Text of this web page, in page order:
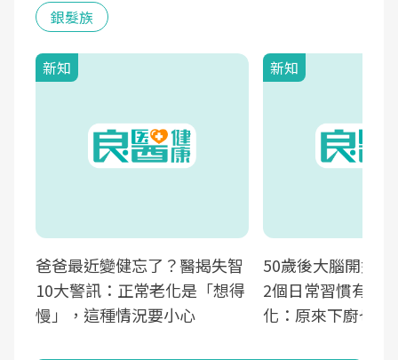
銀髮族
新知
爸爸最近變健忘了？醫揭失智
10大警訊：正常老化是「想得
慢」，這種情況要小心
新知
50歲後大腦開始
2個日常習慣有助
化：原來下廚也可